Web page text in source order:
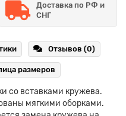
Доставка по РФ и
СНГ
Отзывов (0)
размеров
со вставками кружева.
мягкими оборками.